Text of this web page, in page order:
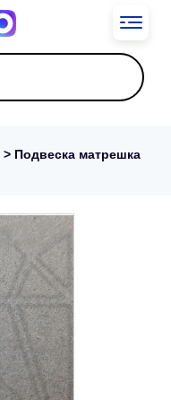
> Подвеска матрешка